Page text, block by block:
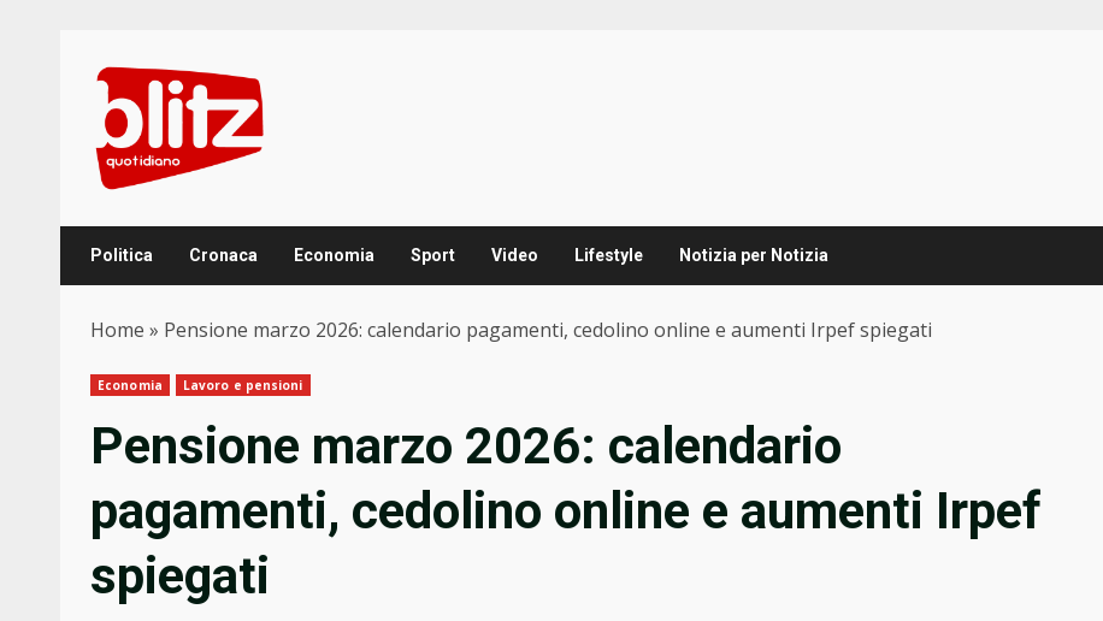
content
Politica Cronaca Economia Sport Video Lifestyle Notizia per Notizia
Home » Pensione marzo 2026: calendario pagamenti, cedolino online e aumenti Irpef spiegati
Economia Lavoro e pensioni
Pensione marzo 2026: calendario
pagamenti, cedolino online e aumenti Irpef
spiegati